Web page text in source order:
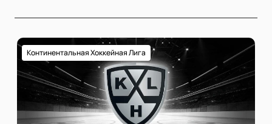
Континентальная Хоккейная Лига